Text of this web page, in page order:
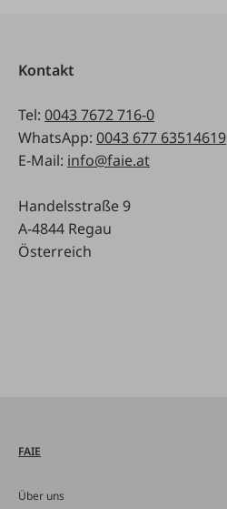
Kontakt
Tel: 0043 7672 716-0
WhatsApp: 0043 677 63514619
E-Mail: info@faie.at
Handelsstraße 9
A-4844 Regau
Österreich
FAIE
Über uns